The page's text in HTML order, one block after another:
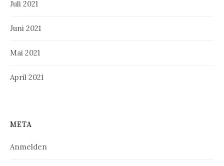
Juli 2021
Juni 2021
Mai 2021
April 2021
META
Anmelden